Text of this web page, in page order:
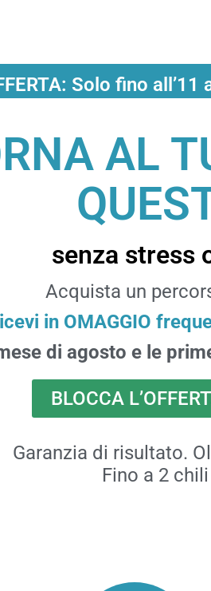
Solo fino
AL
senza stress
Acquista un
in OMAGGIO
di agosto e le
BLOCCA
Garanzia di risultato.
Fino a 2